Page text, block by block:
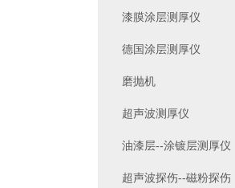
漆膜涂层测厚仪
德国涂层测厚仪
磨抛机
超声波测厚仪
油漆层--涂镀层测厚仪
超声波探伤--磁粉探伤